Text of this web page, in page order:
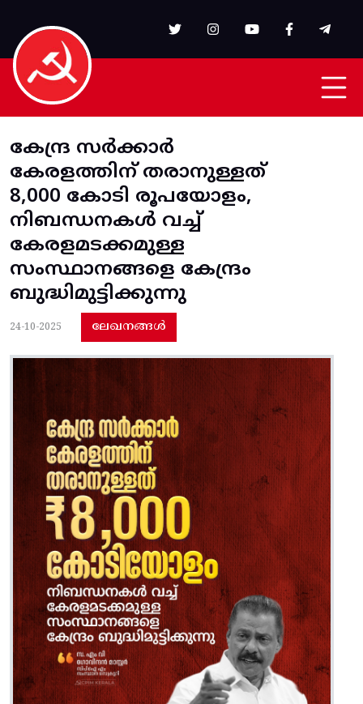
കേന്ദ്ര സർക്കാർ
കേരളത്തിന് തരാനുള്ളത്
8,000 കോടി രൂപയോളം,
നിബന്ധനകൾ വച്ച്
കേരളമടക്കമുള്ള
സംസ്ഥാനങ്ങളെ കേന്ദ്രം
ബുദ്ധിമുട്ടിക്കുന്നു
24-10-2025 ലേഖനങ്ങൾ